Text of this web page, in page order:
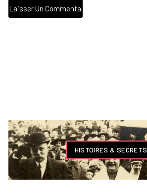
HISTOIRES & SECRETS